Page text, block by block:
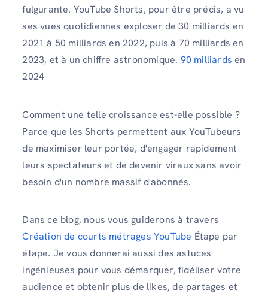
fulgurante. YouTube Shorts, pour être précis, a vu
ses vues quotidiennes exploser de 30 milliards en
2021 à 50 milliards en 2022, puis à 70 milliards en
2023, et à un chiffre astronomique. 90 milliards en
2024
Comment une telle croissance est-elle possible ?
Parce que les Shorts permettent aux YouTubeurs
de maximiser leur portée, d'engager rapidement
leurs spectateurs et de devenir viraux sans avoir
besoin d'un nombre massif d'abonnés.
Dans ce blog, nous vous guiderons à travers
Création de courts métrages YouTube Étape par
étape. Je vous donnerai aussi des astuces
ingénieuses pour vous démarquer, fidéliser votre
audience et obtenir plus de likes, de partages et